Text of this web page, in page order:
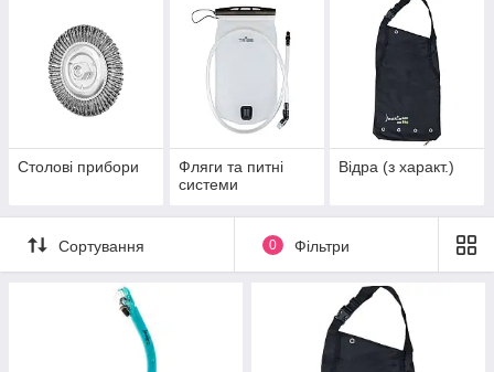
Столові прибори
Фляги та питні
системи
Відра (з характ.)
Сортування 0 Фільтри